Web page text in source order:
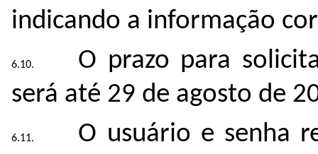
indicando a informação
O prazo para
será até 29 de agosto de
O usuário e senha